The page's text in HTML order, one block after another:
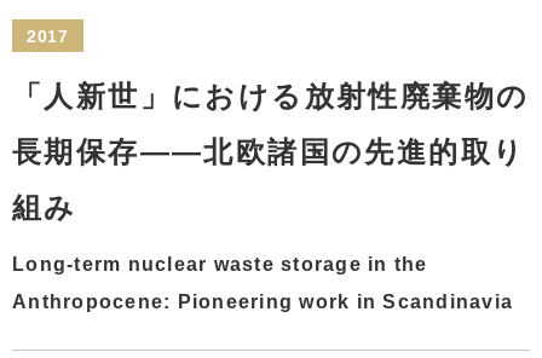
2017
「人新世」における放射性廃棄物の
長期保存――北欧諸国の先進的取り
組み
Long-term nuclear waste storage in the
Anthropocene: Pioneering work in Scandinavia